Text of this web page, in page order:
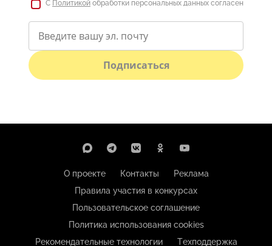
С Политикой обработки персональных данных согласен
Подписаться
О проекте Контакты
Реклама
Правила участия в конкурсах
Пользовательское соглашение
Политика использования cookies
Рекомендательные технологии
Техподдержка